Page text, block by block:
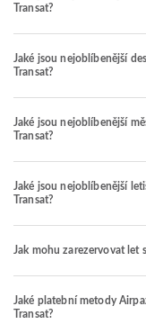
Transat?
Jaké jsou nejoblíbenější
Transat?
Jaké jsou nejoblíbenější
Transat?
Jaké jsou nejoblíbenější
Transat?
Jak mohu zarezervovat let
Jaké platební metody
Transat?